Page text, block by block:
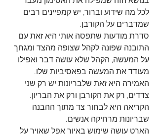
לכל מה שידוע וברור, יש קמפיינים רבים
שמדברים על הקורבן.
סדרת מודעות שתפסה אותי היא זאת עם
התובנה שפונה לקהל שצופה מהצד ומגחך
על המעשה, הקהל שלא עושה דבר ואפילו
מעודד את המעשה בפאסיביות שלו.
האמירה היא זאת שלבריונות יש רק שני
צדדים, רק את הקורבן ורק את הבריון.
הקריאה היא לבחור צד מתוך ההבנה
שבריונות מרחיקה אנשים.
הארט עושה שימוש באיור אפל שאויר על